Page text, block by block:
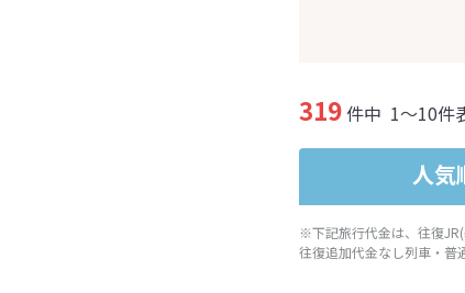
319件中 1～10件
人気
※下記旅行代金は、往復JR(
往復追加代金なし列車・普